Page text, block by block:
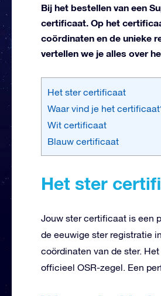
Bij het bestellen van een
certificaat. Op het
coördinaten en de unieke
vertellen we je alles over
Het ster certificaat
Waar vind je het
Wit certificaat
Blauw certificaat
Het ster
Jouw ster certificaat is een
de eeuwige ster registratie
coördinaten van de ster.
officieel OSR-zegel. Een